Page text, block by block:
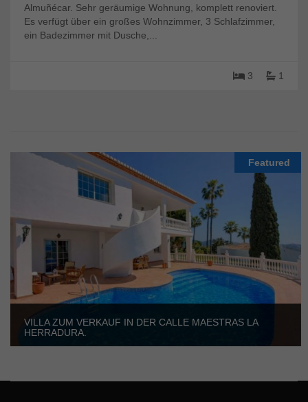
Almuñécar. Sehr geräumige Wohnung, komplett renoviert.
Es verfügt über ein großes Wohnzimmer, 3 Schlafzimmer,
ein Badezimmer mit Dusche,...
3 1
Featured
VILLA ZUM VERKAUF IN DER CALLE MAESTRAS LA
HERRADURA.